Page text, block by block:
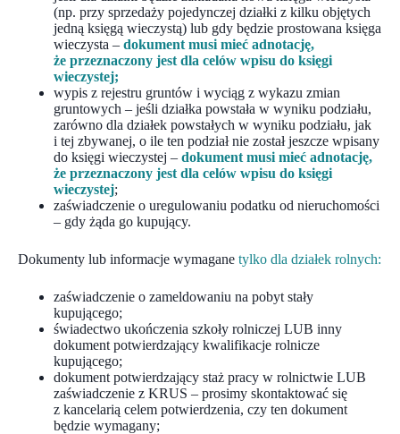
(np. przy sprzedaży pojedynczej działki z kilku objętych
jedną księgą wieczystą) lub gdy będzie prostowana księga
wieczysta – dokument musi mieć adnotację,
że przeznaczony jest dla celów wpisu do księgi
wieczystej;
wypis z rejestru gruntów i wyciąg z wykazu zmian
gruntowych – jeśli działka powstała w wyniku podziału,
zarówno dla działek powstałych w wyniku podziału, jak
i tej zbywanej, o ile ten podział nie został jeszcze wpisany
do księgi wieczystej – dokument musi mieć adnotację,
że przeznaczony jest dla celów wpisu do księgi
wieczystej;
zaświadczenie o uregulowaniu podatku od nieruchomości
– gdy żąda go kupujący.
Dokumenty lub informacje wymagane tylko dla działek rolnych:
zaświadczenie o zameldowaniu na pobyt stały
kupującego;
świadectwo ukończenia szkoły rolniczej LUB inny
dokument potwierdzający kwalifikacje rolnicze
kupującego;
dokument potwierdzający staż pracy w rolnictwie LUB
zaświadczenie z KRUS – prosimy skontaktować się
z kancelarią celem potwierdzenia, czy ten dokument
będzie wymagany;